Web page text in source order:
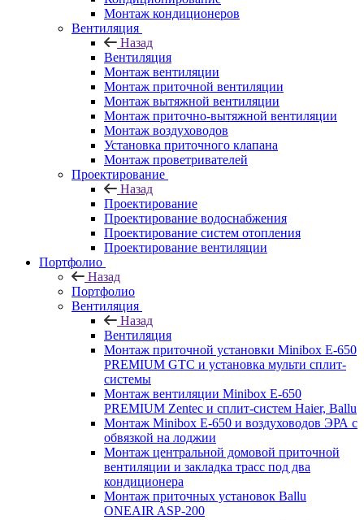
Монтаж кондиционеров
Вентиляция
Назад
Вентиляция
Монтаж вентиляции
Монтаж приточной вентиляции
Монтаж вытяжной вентиляции
Монтаж приточно-вытяжной вентиляции
Монтаж воздуховодов
Установка приточного клапана
Монтаж проветривателей
Проектирование
Назад
Проектирование
Проектирование водоснабжения
Проектирование систем отопления
Проектирование вентиляции
Портфолио
Назад
Портфолио
Вентиляция
Назад
Вентиляция
Монтаж приточной установки Minibox E-650
PREMIUM GTC и установка мульти сплит-
системы
Монтаж вентиляции Minibox E-650
PREMIUM Zentec и сплит-систем Haier, Ballu
Монтаж Minibox E-650 и воздуховодов ЭРА с
обвязкой на лоджии
Монтаж центральной домовой приточной
вентиляции и закладка трасс под два
кондиционера
Монтаж приточных установок Ballu
ONEAIR ASP-200